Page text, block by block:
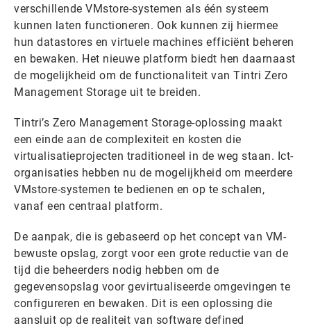
verschillende VMstore-systemen als één systeem
kunnen laten functioneren. Ook kunnen zij hiermee
hun datastores en virtuele machines efficiënt beheren
en bewaken. Het nieuwe platform biedt hen daarnaast
de mogelijkheid om de functionaliteit van Tintri Zero
Management Storage uit te breiden.
Tintri’s Zero Management Storage-oplossing maakt
een einde aan de complexiteit en kosten die
virtualisatieprojecten traditioneel in de weg staan. Ict-
organisaties hebben nu de mogelijkheid om meerdere
VMstore-systemen te bedienen en op te schalen,
vanaf een centraal platform.
De aanpak, die is gebaseerd op het concept van VM-
bewuste opslag, zorgt voor een grote reductie van de
tijd die beheerders nodig hebben om de
gegevensopslag voor gevirtualiseerde omgevingen te
configureren en bewaken. Dit is een oplossing die
aansluit op de realiteit van software defined